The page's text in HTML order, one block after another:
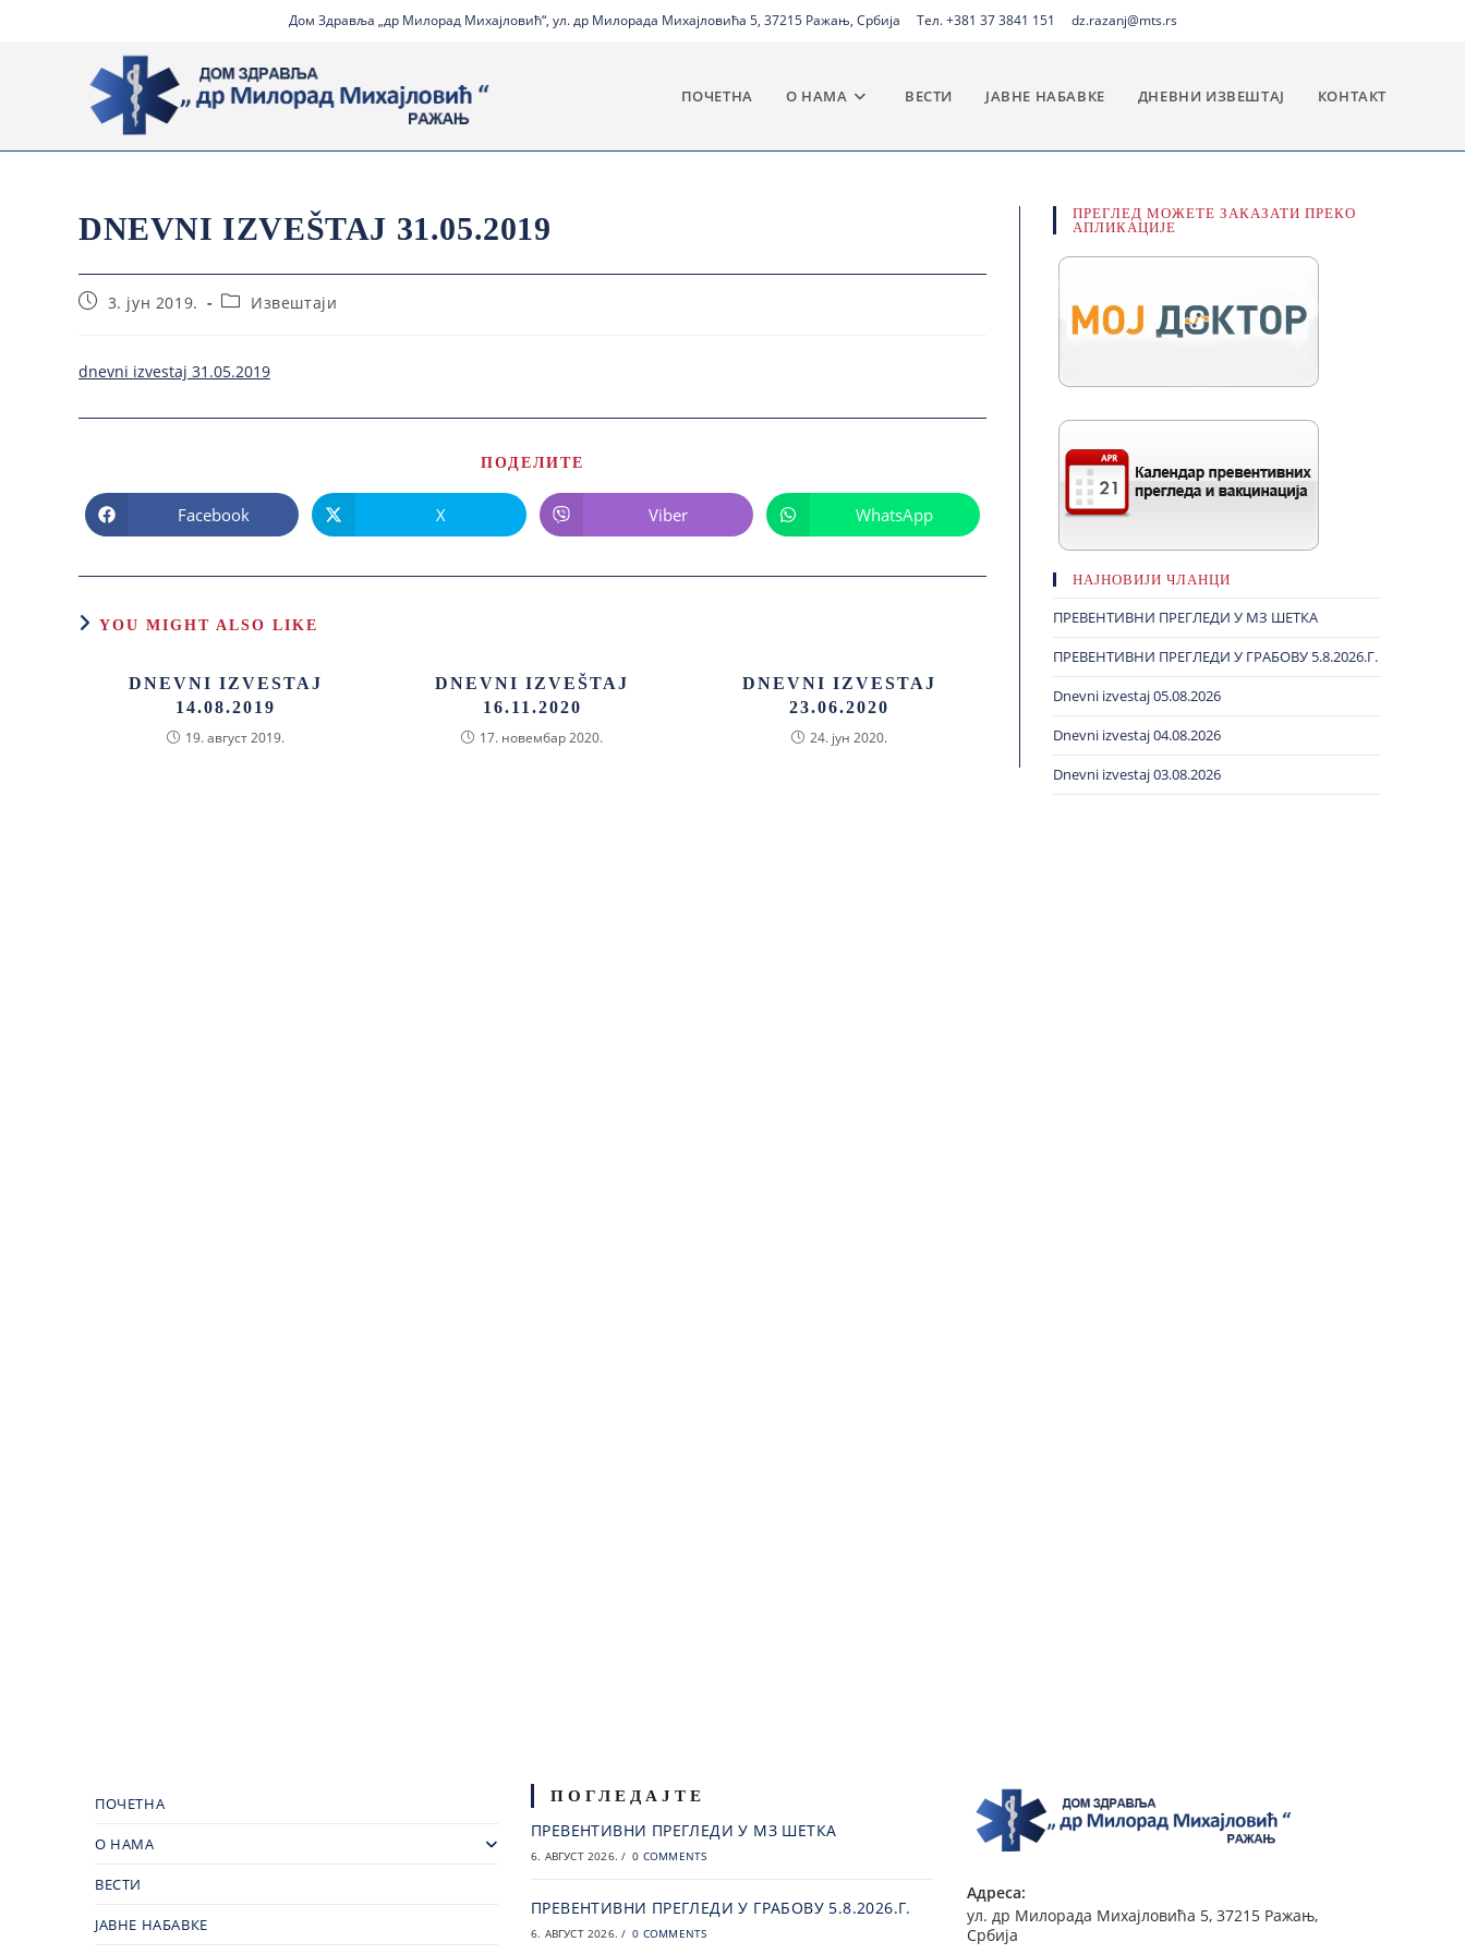
Дом Здравља „др Милорад Михајловић“, ул. др Милорада Михајловића 5, 37215 Ражањ, Србија Тел. +381 37 3841 151 dz.razanj@mts.rs
ПОЧЕТНА О НАМА ВЕСТИ ЈАВНЕ НАБАВКЕ ДНЕВНИ ИЗВЕШТАЈ КОНТАКТ
DNEVNI IZVEŠTAJ 31.05.2019
3. јун 2019. Извештаји
dnevni izvestaj 31.05.2019
ПОДЕЛИТЕ
Facebook X Viber WhatsApp
YOU MIGHT ALSO LIKE
DNEVNI IZVESTAJ
14.08.2019
19. август 2019.
DNEVNI IZVEŠTAJ
16.11.2020
17. новембар 2020.
DNEVNI IZVESTAJ
23.06.2020
24. јун 2020.
ПРЕГЛЕД МОЖЕТЕ ЗАКАЗАТИ ПРЕКО
АПЛИКАЦИЈЕ
НАЈНОВИЈИ ЧЛАНЦИ
ПРЕВЕНТИВНИ ПРЕГЛЕДИ У МЗ ШЕТКА
ПРЕВЕНТИВНИ ПРЕГЛЕДИ У ГРАБОВУ 5.8.2026.Г.
Dnevni izvestaj 05.08.2026
Dnevni izvestaj 04.08.2026
Dnevni izvestaj 03.08.2026
ПОЧЕТНА
О НАМА
ВЕСТИ
ЈАВНЕ НАБАВКЕ
ПОГЛЕДАЈТЕ
ПРЕВЕНТИВНИ ПРЕГЛЕДИ У МЗ ШЕТКА
6. АВГУСТ 2026. / 0 COMMENTS
ПРЕВЕНТИВНИ ПРЕГЛЕДИ У ГРАБОВУ 5.8.2026.Г.
6. АВГУСТ 2026. / 0 COMMENTS
Адреса:
ул. др Милорада Михајловића 5, 37215 Ражањ,
Србија